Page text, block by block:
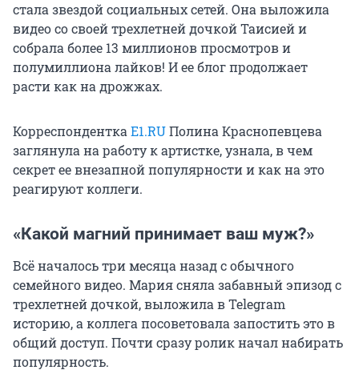
стала звездой социальных сетей. Она выложила
видео со своей трехлетней дочкой Таисией и
собрала более 13 миллионовпросмотров и
полумиллиона лайков! И ее блог продолжает
расти как на дрожжах.
КорреспонденткаE1.RUПолина Краснопевцева
заглянула на работу к артистке, узнала, в чем
секрет ее внезапной популярности и как на это
реагируют коллеги.
«Какой магний принимает ваш муж?»
Всё началось три месяца назад с обычного
семейного видео. Мария сняла забавный эпизод с
трехлетней дочкой, выложила в Telegram
историю, а коллега посоветовала запостить это в
общий доступ. Почти сразу ролик начал набирать
популярность.